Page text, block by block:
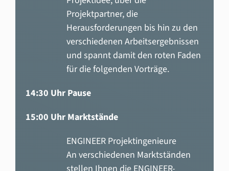
Projektpartner, die
Herausforderungen bis hin zu den
verschiedenen Arbeitsergebnissen
und spannt damit den roten Faden
für die folgenden Vorträge.
14:30 Uhr Pause
15:00 Uhr Marktstände
ENGINEER Projektingenieure
An verschiedenen Marktständen